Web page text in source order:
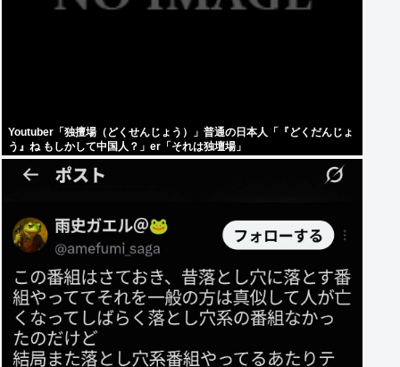
Youtuber「独擅場（どくせんじょう）」普通の日本人「『どくだんじょ
う』ね もしかして中国人？」er「それは独壇場」